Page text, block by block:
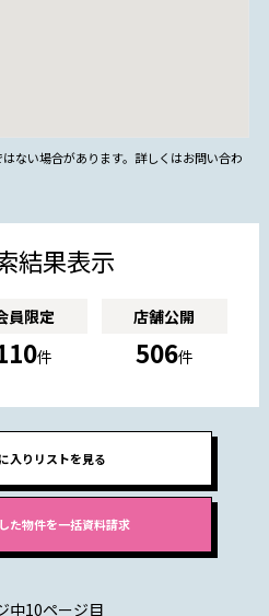
ない場合があります。詳しくはお問い合わ
結果表示
員限定
件
店舗公開
506件
入りリストを見る
中10ページ目